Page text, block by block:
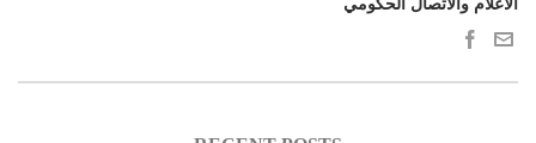
الاعلام والاتصال الحكومي